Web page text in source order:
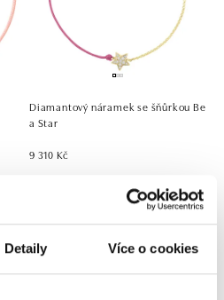
Detaily Více o cookies
Diamantový náramek se šňůrkou Be
a Star
9 310 Kč